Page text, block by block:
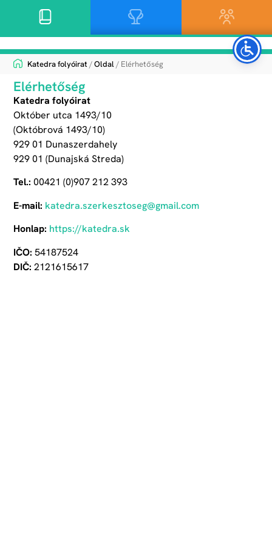
Katedra folyóirat/Oldal/ Elérhetőség
Elérhetőség
Katedra folyóirat
Október utca 1493/10
(Októbrová 1493/10)
929 01 Dunaszerdahely
929 01 (Dunajská Streda)
Tel.: 00421 (0)907 212 393
E-mail: katedra​.szerkesztoseg@​gmail.​com
Honlap: https://​katedra.​sk
IČO: 54187524
DIČ: 2121615617